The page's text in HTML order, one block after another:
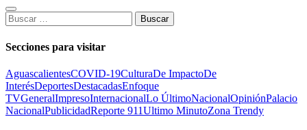
Buscar:
Secciones para visitar
AguascalientesCOVID-19CulturaDe ImpactoDe
InterésDeportesDestacadasEnfoque
TVGeneralImpresoInternacionalLo ÚltimoNacionalOpiniónPalacio
NacionalPublicidadReporte 911Ultimo MinutoZona Trendy